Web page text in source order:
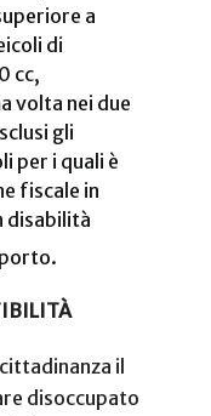
a
di
cc,
volta nei due
gli
per i quali è
fiscale in
disabilità
il
disoccupato